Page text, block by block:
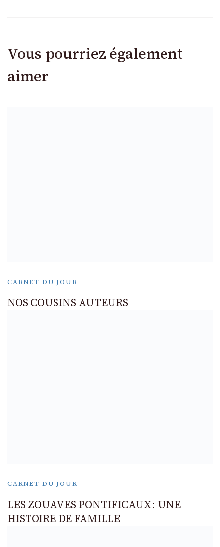
Vous pourriez également
aimer
CARNET DU JOUR
NOS COUSINS AUTEURS
CARNET DU JOUR
LES ZOUAVES PONTIFICAUX: UNE
HISTOIRE DE FAMILLE